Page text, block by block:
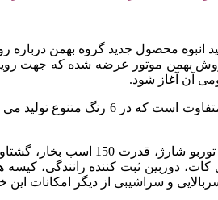
بهمن موتور عرضه شده که جهت
وی افزود: این خودروی کوپه و
و سراشیبی از دیگر امکانات این